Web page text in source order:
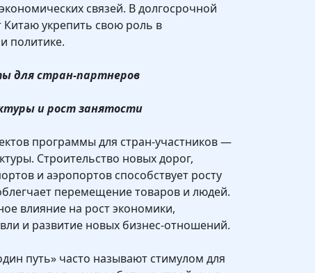
связей. В долгосрочной
Китаю укрепить свою роль в
политике.
для стран-партнеров
и рост занятости
программы для стран-участников —
Строительство новых дорог,
и аэропортов способствует росту
перемещение товаров и людей.
влияние на рост экономики,
и развитие новых бизнес-отношений.
путь» часто называют стимулом для